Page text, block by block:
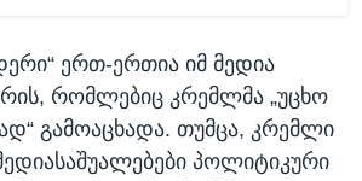
ერთ-ერთია იმ მედია
რომლებიც კრემლმა „უცხო
გამოაცხადა. თუმცა, კრემლი
პოლიტიკური